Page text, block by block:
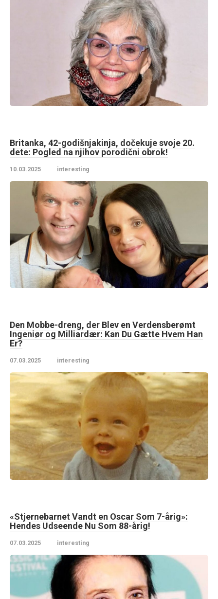
Britanka, 42-godišnjakinja, dočekuje svoje 20.
dete: Pogled na njihov porodični obrok!
10.03.2025 interesting
Den Mobbe-dreng, der Blev en Verdensberømt
Ingeniør og Milliardær: Kan Du Gætte Hvem Han
Er?
07.03.2025 interesting
«Stjernebarnet Vandt en Oscar Som 7-årig»:
Hendes Udseende Nu Som 88-årig!
07.03.2025 interesting